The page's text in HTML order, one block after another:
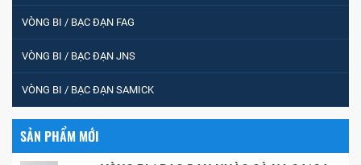
VÒNG BI / BẠC ĐẠN FAG
VÒNG BI / BẠC ĐẠN JNS
VÒNG BI / BẠC ĐẠN SAMICK
SẢN PHẨM MỚI